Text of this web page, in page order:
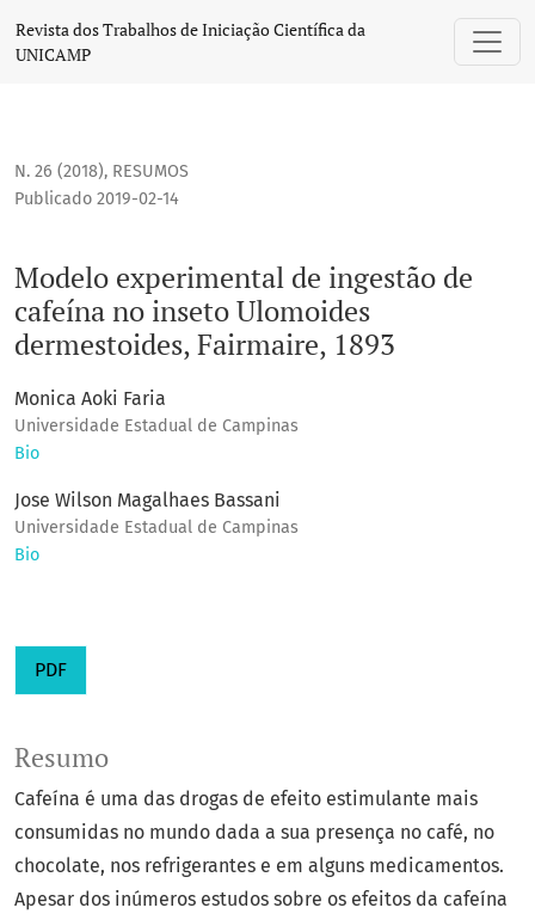
Modelo experimental de ingestão de cafeína no inseto
Revista dos Trabalhos de Iniciação Científica da
UNICAMP
N. 26 (2018), RESUMOS
Modelo experimental de ingestão de
cafeína no inseto Ulomoides
dermestoides, Fairmaire, 1893
Publicado 2019-02-14
Monica Aoki Faria
Universidade Estadual de Campinas
Bio
Jose Wilson Magalhaes Bassani
Universidade Estadual de Campinas
Bio
PDF
Resumo
Cafeína é uma das drogas de efeito estimulante mais
consumidas no mundo dada a sua presença no café, no
chocolate, nos refrigerantes e em alguns medicamentos.
Apesar dos inúmeros estudos sobre os efeitos da cafeína